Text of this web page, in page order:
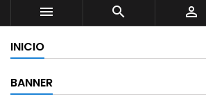

 
INICIO
BANNER